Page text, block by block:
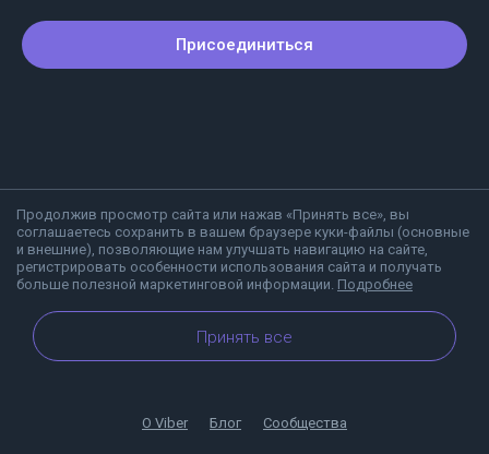
Продолжив просмотр сайта или нажав «Принять все», вы
соглашаетесь сохранить в вашем браузере куки-файлы (основные
и внешние), позволяющие нам улучшать навигацию на сайте,
регистрировать особенности использования сайта и получать
больше полезной маркетинговой информации. Подробнее
Принять все
Присоединиться
О Viber Блог Сообщества